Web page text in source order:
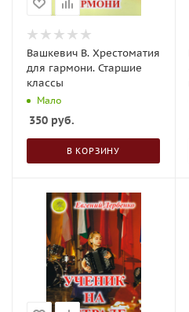
Вашкевич В. Хрестоматия
для гармони. Старшие
классы
Мало
350 руб.
В КОРЗИНУ